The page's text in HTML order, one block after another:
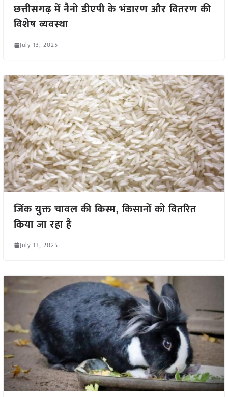
छत्तीसगढ़ में नैनो डीएपी के भंडारण और वितरण की
विशेष व्यवस्था
July 13, 2025
जिंक युक्त चावल की किस्म, किसानों को वितरित
किया जा रहा है
July 13, 2025